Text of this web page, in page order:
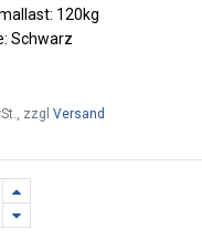
120kg
Schwarz
zzgl Versand